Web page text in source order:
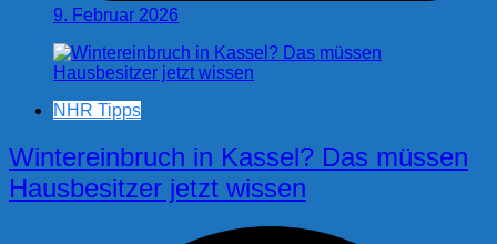
9. Februar 2026
NHR Tipps
Wintereinbruch in Kassel? Das müssen
Hausbesitzer jetzt wissen